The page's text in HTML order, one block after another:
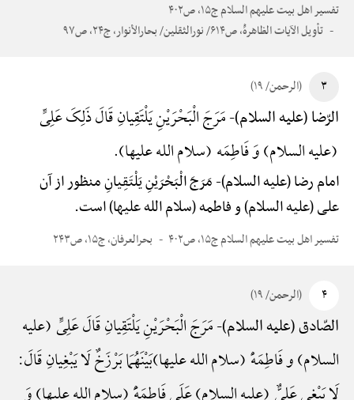
تفسیر اهل بیت علیهم السلام ج۱۵، ص۴۰۲
تأویل الآیات الظاهرهًْ، ص۶۱۴/ نورالثقلین/ بحارالأنوار، ج۲۴، ص۹۷
۳ (الرحمن/ ۱۹)
الرّضا (علیه السلام)-مَرَجَ الْبَحْرَیْنِ یَلْتَقِیانِ قَالَ ذَلِکَ عَلِیٍّ
(علیه السلام) وَ فَاطِمَه (سلام الله علیها).
امام رضا (علیه السلام)-مَرَجَ الْبَحْرَیْنِ یَلْتَقِیانِ منظور از آن
علی (علیه السلام) و فاطمه (سلام الله علیها) است.
تفسیر اهل بیت علیهم السلام ج۱۵، ص۴۰۲ بحرالعرفان، ج۱۵، ص۲۴۳
۴ (الرحمن/ ۱۹)
الصّادق (علیه السلام)-مَرَجَ الْبَحْرَیْنِ یَلْتَقِیانِ قَالَ عَلِیٍّ (علیه
السلام) و فَاطِمَهًْ (سلام الله علیها)بَیْنَهُمَا بَرْزَخٌ لَا یَبْغِیانِ قَالَ: